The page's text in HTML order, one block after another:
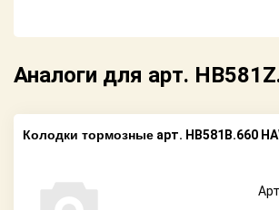
Как оформить
Контакты
Аналоги для арт.
Колодки тормозные арт. HB581B.660